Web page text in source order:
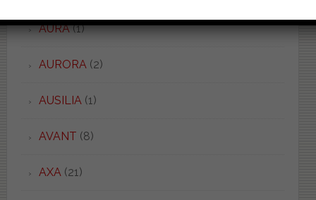
AURA(1)
AURORA(2)
AUSILIA(1)
AVANT (8)
AXA(21)